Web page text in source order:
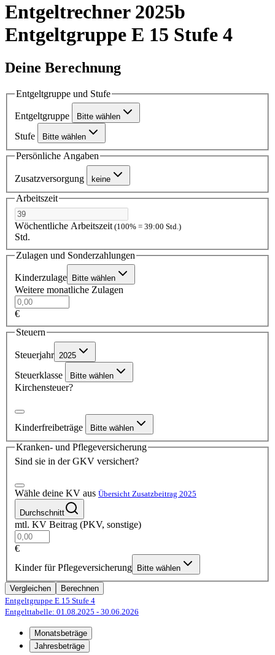
Entgeltrechner 2025b
Entgeltgruppe E 15 Stufe 4
Deine Berechnung
Entgeltgruppe und Stufe
Entgeltgruppe Bitte wählen
Stufe Bitte wählen
Persönliche Angaben
Zusatzversorgung keine
Arbeitszeit
Wöchentliche Arbeitszeit (100% = 39:00 Std.)
Std.
Zulagen und Sonderzahlungen
Kinderzulage Bitte wählen
Weitere monatliche Zulagen
€
Steuern
Steuerjahr 2025
Steuerklasse Bitte wählen
Kirchensteuer?
Kinderfreibeträge Bitte wählen
Kranken- und Pflegeversicherung
Sind sie in der GKV versichert?
Wähle deine KV aus Übersicht Zusatzbeitrag 2025
Durchschnitt
mtl. KV Beitrag (PKV, sonstige)
€
Kinder für Pflegeversicherung
Bitte wählen
Vergleichen
Berechnen
Entgeltgruppe E 15 Stufe 4
Entgelttabelle: 01.08.2025 - 30.06.2026
Monatsbeträge
Jahresbeträge